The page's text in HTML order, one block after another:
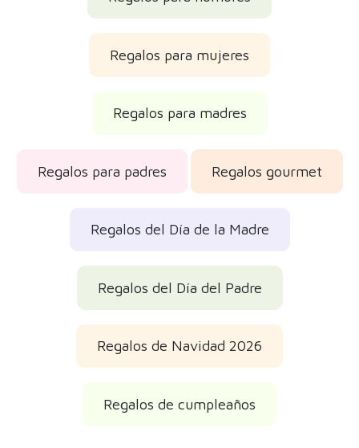
Regalos para mujeres
Regalos para madres
Regalos para padres Regalos gourmet
Regalos del Día de la Madre
Regalos del Día del Padre
Regalos de Navidad 2026
Regalos de cumpleaños